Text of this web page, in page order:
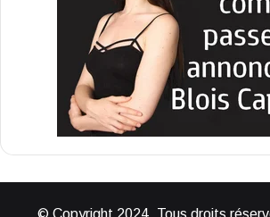
© Copyright 2024, Tous droits